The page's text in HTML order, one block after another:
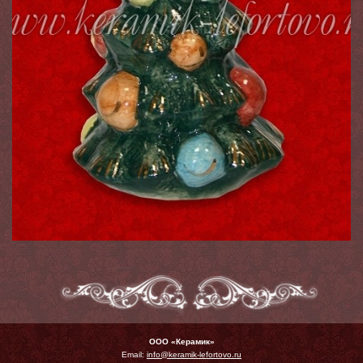
ООО «Керамик»
Email: info@keramik-lefortovo.ru